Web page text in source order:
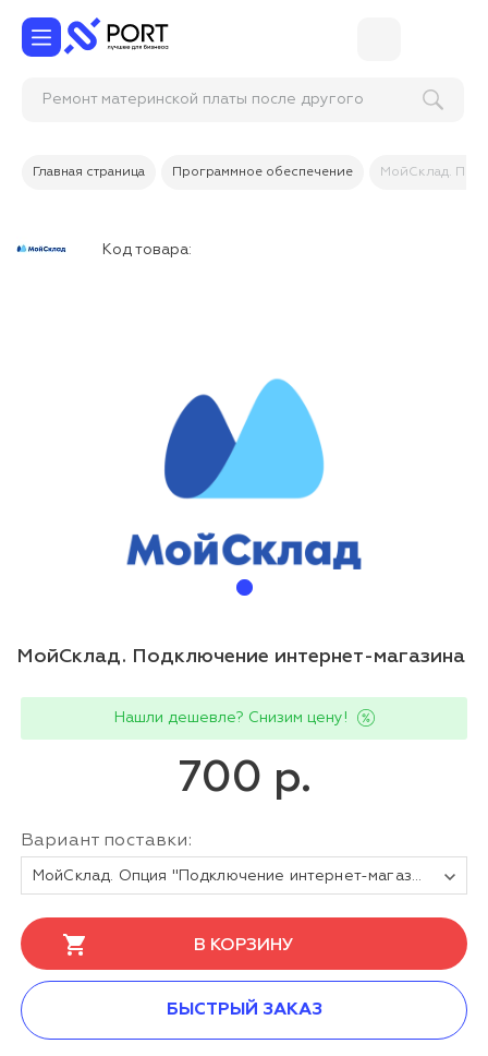
Ремонт материнской платы после другого
Главная страница Программное обеспечение МойСклад.
Код товара:
МойСклад. Подключение интернет-магазина
Нашли дешевле? Снизим цену!
700 р.
Вариант поставки:
МойСклад. Опция "Подключение интернет-магазина" на 1 месяц
В КОРЗИНУ
БЫСТРЫЙ ЗАКАЗ